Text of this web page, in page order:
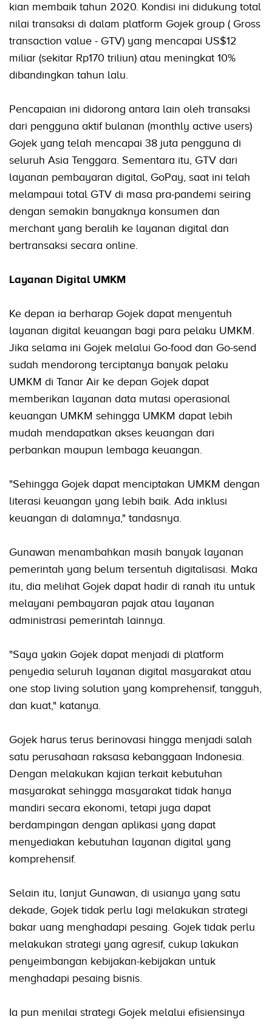
kian membaik tahun 2020. Kondisi ini didukung total
nilai transaksi di dalam platform Gojek group ( Gross
transaction value - GTV) yang mencapai US$12
miliar (sekitar Rp170 triliun) atau meningkat 10%
dibandingkan tahun lalu.
Pencapaian ini didorong antara lain oleh transaksi
dari pengguna aktif bulanan (monthly active users)
Gojek yang telah mencapai 38 juta pengguna di
seluruh Asia Tenggara. Sementara itu, GTV dari
layanan pembayaran digital, GoPay, saat ini telah
melampaui total GTV di masa pra-pandemi seiring
dengan semakin banyaknya konsumen dan
merchant yang beralih ke layanan digital dan
bertransaksi secara online.
Layanan Digital UMKM
Ke depan ia berharap Gojek dapat menyentuh
layanan digital keuangan bagi para pelaku UMKM.
Jika selama ini Gojek melalui Go-food dan Go-send
sudah mendorong terciptanya banyak pelaku
UMKM di Tanar Air ke depan Gojek dapat
memberikan layanan data mutasi operasional
keuangan UMKM sehingga UMKM dapat lebih
mudah mendapatkan akses keuangan dari
perbankan maupun lembaga keuangan.
"Sehingga Gojek dapat menciptakan UMKM dengan
literasi keuangan yang lebih baik. Ada inklusi
keuangan di dalamnya," tandasnya.
Gunawan menambahkan masih banyak layanan
pemerintah yang belum tersentuh digitalisasi. Maka
itu, dia melihat Gojek dapat hadir di ranah itu untuk
melayani pembayaran pajak atau layanan
administrasi pemerintah lainnya.
"Saya yakin Gojek dapat menjadi di platform
penyedia seluruh layanan digital masyarakat atau
one stop living solution yang komprehensif, tangguh,
dan kuat," katanya.
Gojek harus terus berinovasi hingga menjadi salah
satu perusahaan raksasa kebanggaan Indonesia.
Dengan melakukan kajian terkait kebutuhan
masyarakat sehingga masyarakat tidak hanya
mandiri secara ekonomi, tetapi juga dapat
berdampingan dengan aplikasi yang dapat
menyediakan kebutuhan layanan digital yang
komprehensif.
Selain itu, lanjut Gunawan, di usianya yang satu
dekade, Gojek tidak perlu lagi melakukan strategi
bakar uang menghadapi pesaing. Gojek tidak perlu
melakukan strategi yang agresif, cukup lakukan
penyeimbangan kebijakan-kebijakan untuk
menghadapi pesaing bisnis.
Ia pun menilai strategi Gojek melalui efisiensinya